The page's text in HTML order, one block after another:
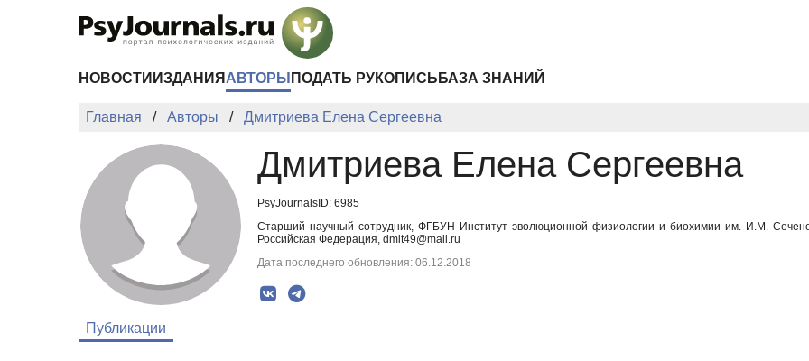
НОВОСТИ ИЗДАНИЯ АВТОРЫ ПОДАТЬ РУКОПИСЬ БАЗА ЗНАНИЙ
Главная Авторы Дмитриева Елена Сергеевна
Дмитриева Елена Сергеевна
PsyJournalsID: 6985
Старший научный сотрудник, ФГБУН Институт эволюционной физиологии и биохимии им. И.М.
Российская Федерация, dmit49@mail.ru
Дата последнего обновления: 06.12.2018
Публикации